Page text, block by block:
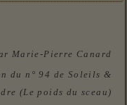
Marie-Pierre Canard
du n° 94 de Soleils &
(Le poids du sceau)